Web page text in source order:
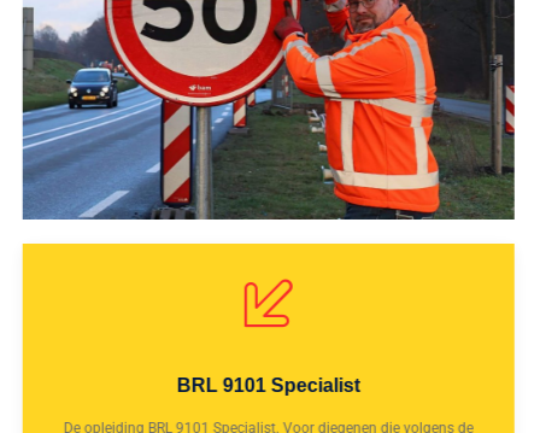
BRL 9101 Specialist
De opleiding BRL 9101 Specialist. Voor diegenen die volgens de